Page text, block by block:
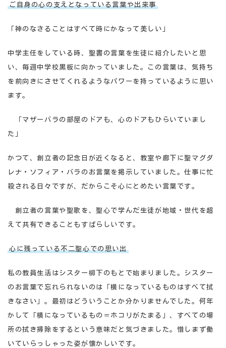
ご自身の心の支えとなっている言葉や出来事
「神のなさることはすべて時にかなって美しい」
中学主任をしている時、聖書の言葉を生徒に紹介したいと思
い、毎週中学校黒板に向かっていました。この言葉は、気持ち
を前向きにさせてくれるようなパワーを持っているように思い
ます。
「マザーバラの部屋のドアも、心のドアもひらいていまし
た」
かつて、創立者の記念日が近くなると、教室や廊下に聖マグダ
レナ・ソフィア・バラのお言葉を掲示していました。仕事に忙
殺される日々ですが、だからこそ心にとめたい言葉です。
創立者の言葉や聖歌を、聖心で学んだ生徒が地域・世代を超
えて共有できることもすばらしいです。
心に残っている不二聖心での思い出
私の教員生活はシスター柳下のもとで始まりました。シスター
のお言葉で忘れられないのは「横になっているものはすべて拭
きなさい」。最初はどういうことか分かりませんでした。何年
かして「横になっているもの＝ホコリがたまる」、すべての場
所の拭き掃除をするという意味だと気づきました。惜しまず働
いていらっしゃった姿が懐かしいです。